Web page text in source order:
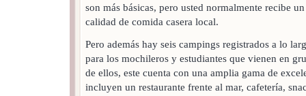
son más básicas, pero usted normalmente recibe
calidad de comida casera local.
Pero además hay seis campings registrados a lo
para los mochileros y estudiantes que vienen en
de ellos, este cuenta con una amplia gama de
incluyen un restaurante frente al mar, cafetería,